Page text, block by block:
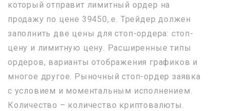
который отправит лимитный ордер на
продажу по цене 39450,.е. Трейдер должен
заполнить две цены для стоп-ордера: стоп-
цену и лимитную цену. Расширенные типы
ордеров, варианты отображения графиков и
многое другое. Рыночный стоп-ордер заявка
с условием и моментальным исполнением.
Количество – количество криптовалюты.